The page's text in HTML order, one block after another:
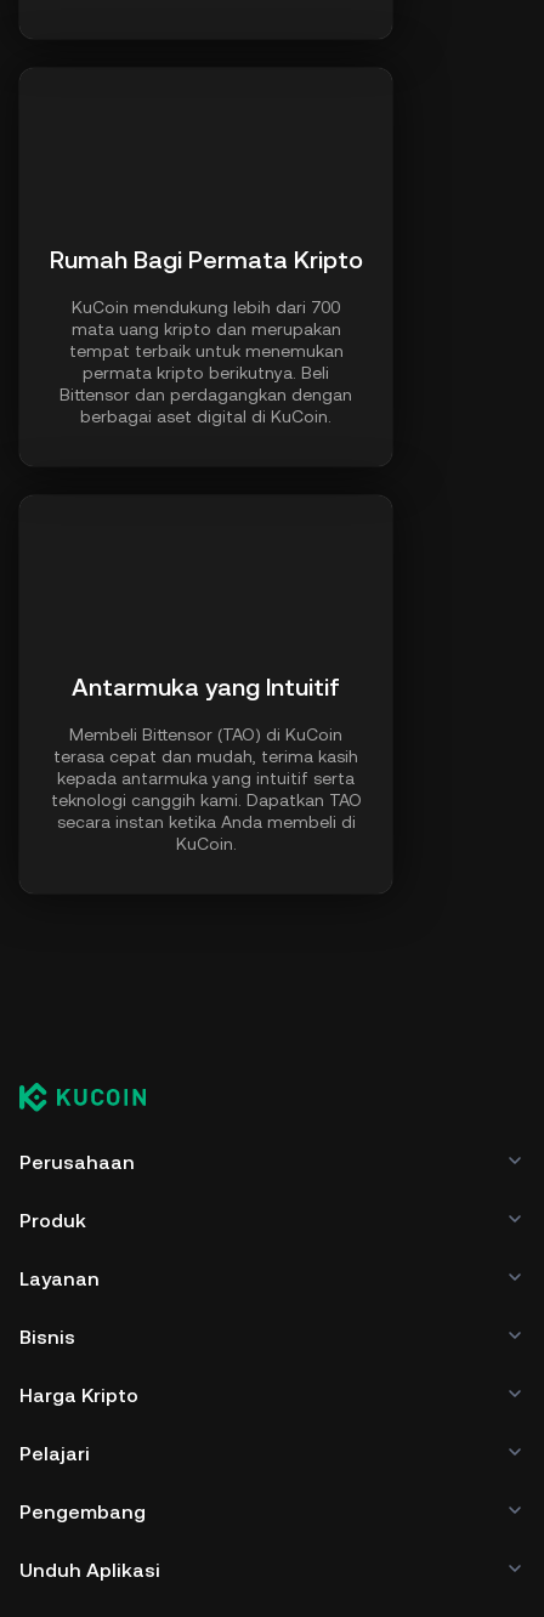
Rumah Bagi Permata Kripto
KuCoin mendukung lebih dari 700
mata uang kripto dan merupakan
tempat terbaik untuk menemukan
permata kripto berikutnya. Beli
Bittensor dan perdagangkan dengan
berbagai aset digital di KuCoin.
Antarmuka yang Intuitif
Membeli Bittensor (TAO) di KuCoin
terasa cepat dan mudah, terima kasih
kepada antarmuka yang intuitif serta
teknologi canggih kami. Dapatkan TAO
secara instan ketika Anda membeli di
KuCoin.
Perusahaan
Produk
Layanan
Bisnis
Harga Kripto
Pelajari
Pengembang
Unduh Aplikasi